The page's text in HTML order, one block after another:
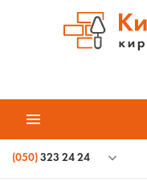
(050) 323 24 24